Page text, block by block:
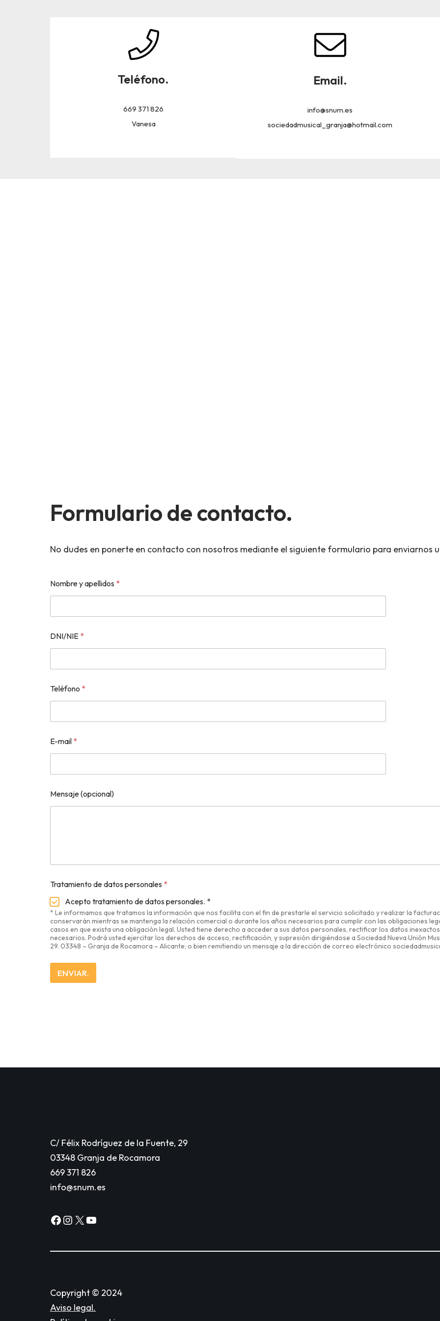
Teléfono.
669 371 826
Vanesa
Email.
info@snum.es
sociedadmusical_granja@hotmail.com
Formulario de contacto.
No dudes en ponerte en contacto con nosotros mediante el siguiente formulario para enviarnos
Nombre y apellidos *
DNI/NIE *
Teléfono *
E-mail *
e
l
o
m
b
r
Mensaje (opcional)
Tratamiento de datos personales *
Acepto tratamiento de datos personales. *
* Le informamos que tratamos la información que nos facilita con el fin de prestarle el servicio solicitado y realizar la
conservarán mientras se mantenga la relación comercial o durante los años necesarios para cumplir con las obligaciones
casos en que exista una obligación legal. Usted tiene derecho a acceder a sus datos personales, rectificar los datos
necesarios. Podrá usted ejercitar los derechos de acceso, rectificación, y supresión dirigiéndose a Sociedad Nueva Unión
29. 03348 – Granja de Rocamora – Alicante; o bien remitiendo un mensaje a la dirección de correo electrónico
ENVIAR.
C/ Félix Rodríguez de la Fuente, 29
03348 Granja de Rocamora
669 371 826
info@snum.es
Copyright © 2024
Aviso legal.